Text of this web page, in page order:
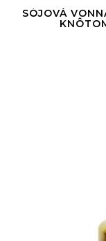
SÓJOVÁ